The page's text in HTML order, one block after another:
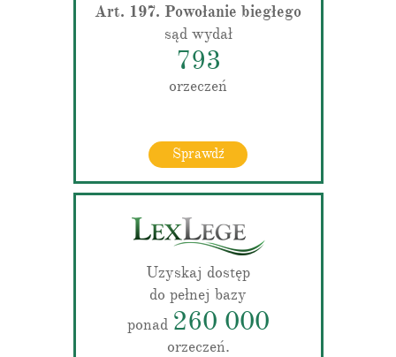
Art. 197. Powołanie biegłego
sąd wydał
793
orzeczeń
Sprawdź
Uzyskaj dostęp
do pełnej bazy
ponad 260 000
orzeczeń.